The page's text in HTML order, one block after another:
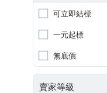
可立即結標
一元起標
無底價
賣家等級